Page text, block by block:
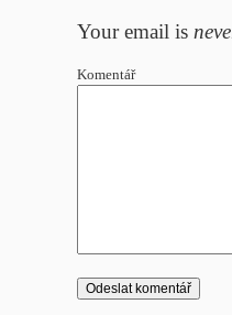
Your email is
Komentář